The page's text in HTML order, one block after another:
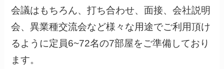
会議はもちろん、打ち合わせ、面接、会社説明
会、異業種交流会など様々な用途でご利用頂け
るように定員6~72名の7部屋をご準備しており
ます。